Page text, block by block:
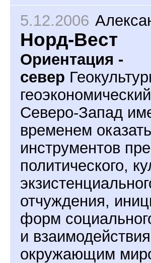
5.12.2006
Норд-Вест
Ориентация -
север
Северо-Запад
временем
инструментов
политического,
отчуждения,
форм
и
окружающим